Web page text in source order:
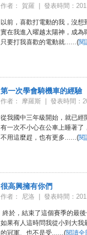
作者： 賀羅 發表時間：
以前，喜歡打電動的我，沒
實在我進入曜越太陽神，成為
只要打我喜歡的電動就......(閱
第一次學會騎機車的經驗
作者： 摩羅斯 發表時間：
從我國中三年級開始，就已經
有一次不小心在公車上睡著了
不用這麼趕，也有更多......(閱
很高興擁有你們
作者： 尼洛 發表時間：
終於，結束了這個賽季的最
如果有人這時問我從小到大
的冠軍、也不是受......(閱讀全